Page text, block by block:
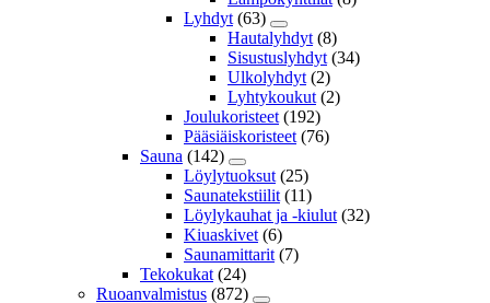
Lyhdyt (63)
Hautalyhdyt (8)
Sisustuslyhdyt (34)
Ulkolyhdyt (2)
Lyhtykoukut (2)
Joulukoristeet (192)
Pääsiäiskoristeet (76)
Sauna (142)
Löylytuoksut (25)
Saunatekstiilit (11)
Löylykauhat ja -kiulut (32)
Kiuaskivet (6)
Saunamittarit (7)
Tekokukat (24)
Ruoanvalmistus (872)